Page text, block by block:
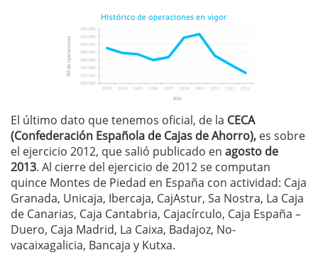
El último dato que tenemos oficial, de la CECA
(Confederación Española de Cajas de Ahorro), es sobre
el ejercicio 2012, que salió publicado en agosto de
2013. Al cierre del ejercicio de 2012 se computan
quince Montes de Piedad en España con actividad: Caja
Granada, Unicaja, Ibercaja, CajAstur, Sa Nostra, La Caja
de Canarias, Caja Cantabria, Cajacírculo, Caja España –
Duero, Caja Madrid, La Caixa, Badajoz, No-
vacaixagalicia, Bancaja y Kutxa.